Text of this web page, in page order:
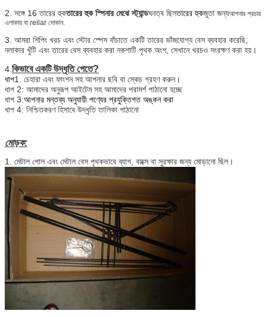
2. সঙ্গে 16 তারের হুকতারের হুক স্পিনার মেঝে স্ট্যান্ডঘনত্ব ছিলতারের হুকজুতা জন্যআপনার প্রচার
এলাকায় বা reilar দোকান.
3. আমরা শিপিং খরচ এবং স্টোর স্পেস বাঁচাতে একটি তারের ভাঁজযোগ্য বেস ব্যবহার করেছি,
নলাকার খুঁটি এবং তারের বেস ব্যবহার করা নকশাটি পৃথক অংশ, সেখানে খরচও সংরক্ষণ করা হয়।
4. কিভাবে একটি উদ্ধৃতি পেতে?
ধাপ1. চেহারা এবং ফাংশন সহ আপনার ছবি বা স্কেচ গ্রহণ করুন।
ধাপ 2: আমাদের অনুরূপ আইটেম সহ আমাদের পরামর্শ পাঠানো হচ্ছে
ধাপ 3:আপনার মন্তব্য অনুযায়ী পণ্যের প্রযুক্তিগত অঙ্কন করা
ধাপ 4: নিশ্চিতকরণ হিসাবে উদ্ধৃতি তালিকা পাঠানো
মোড়ক:
1. মেটাল পোল এবং মেটাল বেস পৃথকভাবে ব্যাগ, বাক্সে বা সুরক্ষার জন্য মোড়ানো ছিল।